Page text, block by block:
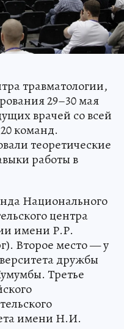
травматологии,
29–30 мая
врачей со всей
команд.
теоретические
работы в
Национального
центра
имени Р.Р.
Второе место — у
дружбы
Третье
имени Н.И.